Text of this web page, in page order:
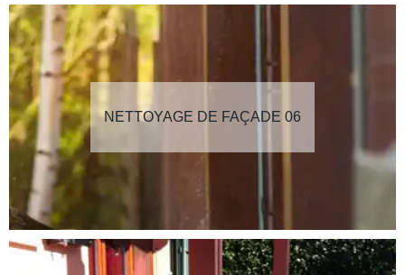
NETTOYAGE DE FAÇADE 06